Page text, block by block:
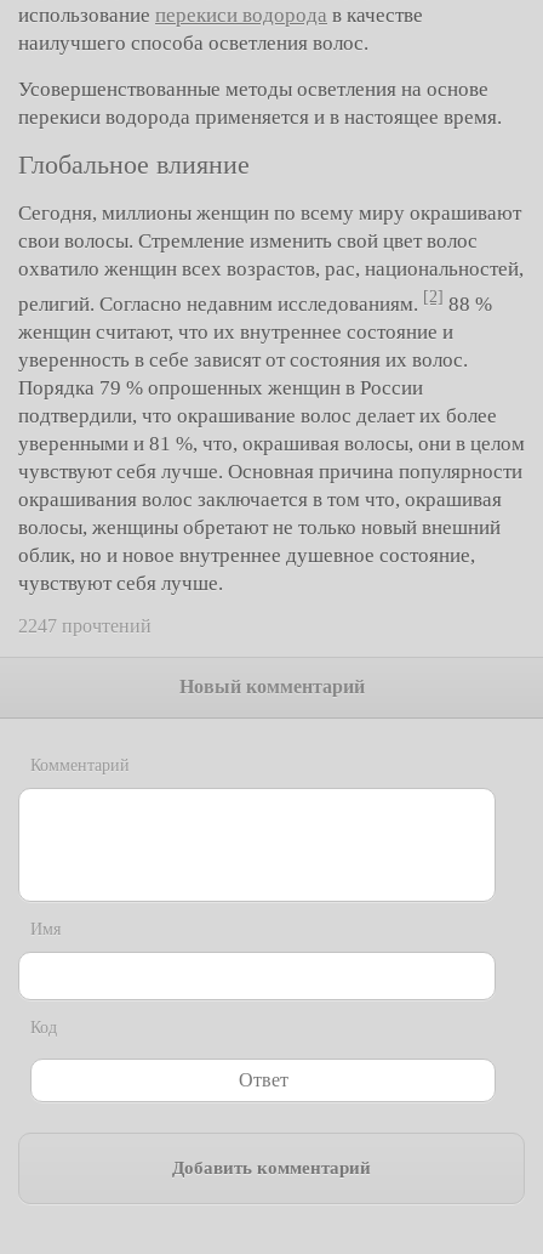
использование перекиси водорода в качестве
наилучшего способа осветления волос.
Усовершенствованные методы осветления на основе
перекиси водорода применяется и в настоящее время.
Глобальное влияние
Сегодня, миллионы женщин по всему миру окрашивают
свои волосы. Стремление изменить свой цвет волос
охватило женщин всех возрастов, рас, национальностей,
религий. Согласно недавним исследованиям. [2] 88 %
женщин считают, что их внутреннее состояние и
уверенность в себе зависят от состояния их волос.
Порядка 79 % опрошенных женщин в России
подтвердили, что окрашивание волос делает их более
уверенными и 81 %, что, окрашивая волосы, они в целом
чувствуют себя лучше. Основная причина популярности
окрашивания волос заключается в том что, окрашивая
волосы, женщины обретают не только новый внешний
облик, но и новое внутреннее душевное состояние,
чувствуют себя лучше.
2247 прочтений
Новый комментарий
Комментарий
Имя
Код